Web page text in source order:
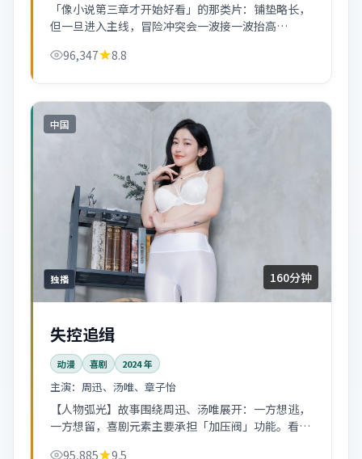
「像小说第三章才开始好看」的那类片：铺垫略长，
但一旦进入主线，冒险冲突会一波接一波抬高
96,347 8.8
中国
独播 160分钟
失控追缉
动漫 喜剧 2024年
主演： 周迅、汤唯、章子怡
【人物弧光】故事围绕周迅、汤唯展开：一方想逃，
一方想留，喜剧元素主要承担「加压阀」功能。看完
95,885 9.5